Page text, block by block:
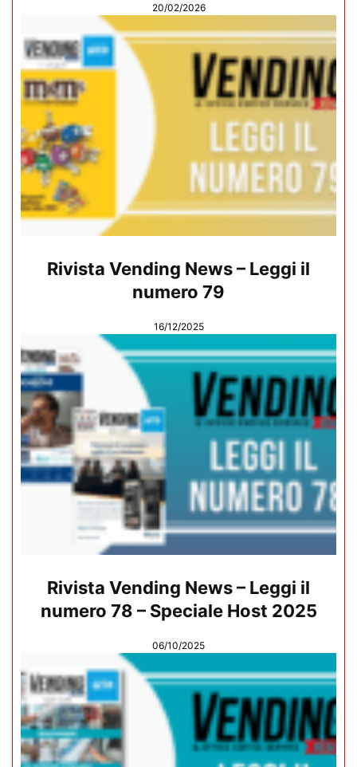
20/02/2026
Rivista Vending News – Leggi il
numero 79
16/12/2025
Rivista Vending News – Leggi il
numero 78 – Speciale Host 2025
06/10/2025